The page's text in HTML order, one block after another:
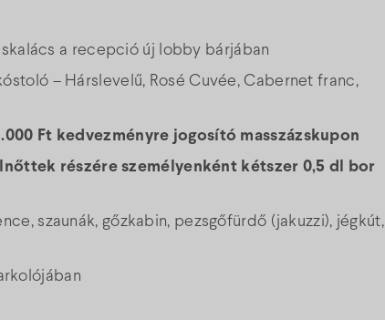
a recepció új lobby bárjában
– Hárslevelű, Rosé Cuvée, Cabernet franc,
Ft kedvezményre jogosító masszázskupon
részére személyenként kétszer 0,5 dl bor
szaunák, gőzkabin, pezsgőfürdő (jakuzzi), jégkút,